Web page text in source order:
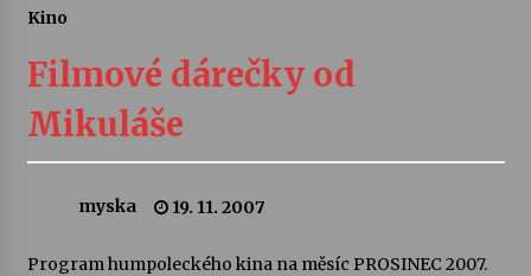
Sukuba Ensemble
4. 8. 2026
kapkou
Veselí muzikanti
Kino
Filmové dárečky od
Mikuláše
myska 19. 11. 2007
Program humpoleckého kina na měsíc PROSINEC 2007.